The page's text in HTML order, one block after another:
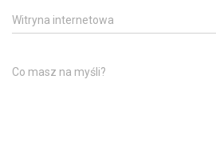
Witryna internetowa
Co masz na myśli?